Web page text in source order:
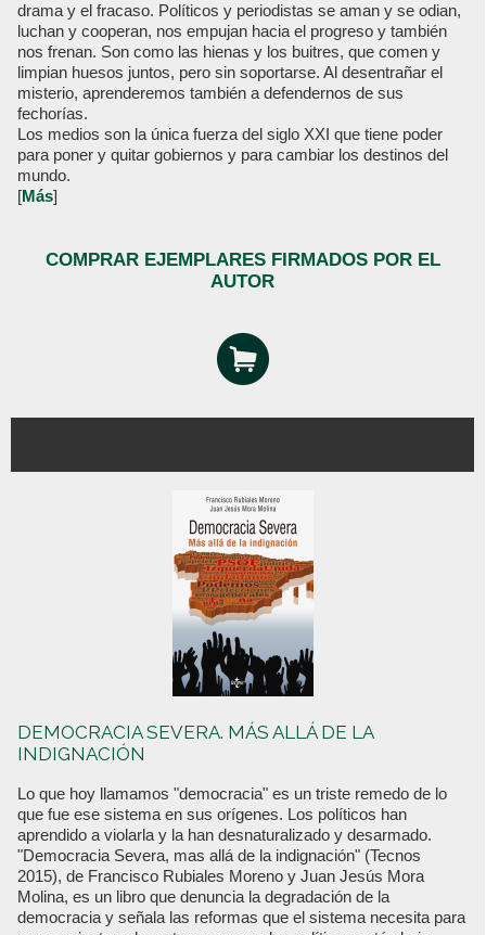
drama y el fracaso. Políticos y periodistas se aman y se odian,
luchan y cooperan, nos empujan hacia el progreso y también
nos frenan. Son como las hienas y los buitres, que comen y
limpian huesos juntos, pero sin soportarse. Al desentrañar el
misterio, aprenderemos también a defendernos de sus
fechorías.
Los medios son la única fuerza del siglo XXI que tiene poder
para poner y quitar gobiernos y para cambiar los destinos del
mundo.
[Más]
COMPRAR EJEMPLARES FIRMADOS POR EL
AUTOR
DEMOCRACIA SEVERA. MÁS ALLÁ DE LA
INDIGNACIÓN
Lo que hoy llamamos "democracia" es un triste remedo de lo
que fue ese sistema en sus orígenes. Los políticos han
aprendido a violarla y la han desnaturalizado y desarmado.
"Democracia Severa, mas allá de la indignación" (Tecnos
2015), de Francisco Rubiales Moreno y Juan Jesús Mora
Molina, es un libro que denuncia la degradación de la
democracia y señala las reformas que el sistema necesita para